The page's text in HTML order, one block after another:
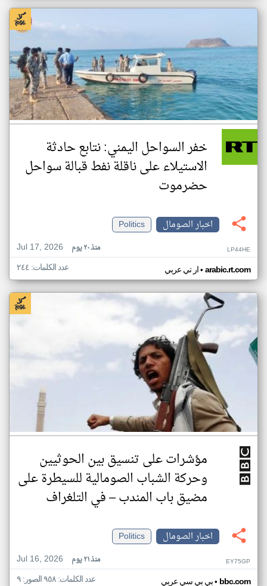
خفر السواحل اليمني: نتابع حادثة
الاستيلاء على ناقلة نفط قبالة سواحل
حضرموت
اخبار الصومال
Politics
Jul 17, 2026
منذ ٢٠ يوم LP44HE
ار تي عربي• arabic.rt.com عدد الكلمات: ٢٤٤
مؤشرات على تنسيق بين الحوثيين
وحركة الشباب الصومالية للسيطرة على
مضيق باب المندب – في التلغراف
اخبار الصومال
Politics
Jul 16, 2026
منذ ٢١ يوم EY75GP
بي بي سي عربي• bbc.com عدد الكلمات: ٩٥٨ الصور: ٩